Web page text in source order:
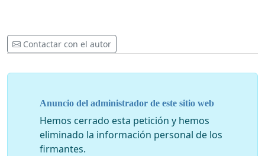
Contactar con el autor
Anuncio del administrador de este sitio web
Hemos cerrado esta petición y hemos
eliminado la información personal de los
firmantes.